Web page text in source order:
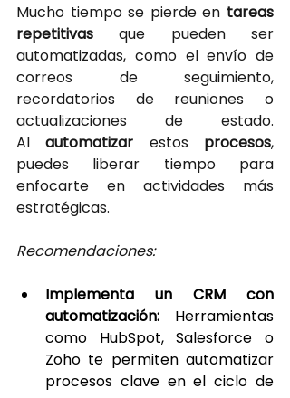
Mucho tiempo se pierde en tareas
repetitivas que pueden ser
automatizadas, como el envío de
correos de seguimiento,
recordatorios de reuniones o
actualizaciones de estado.
Al automatizar estos procesos,
puedes liberar tiempo para
enfocarte en actividades más
estratégicas.
Recomendaciones:
Implementa un CRM con
automatización: Herramientas
como HubSpot, Salesforce o
Zoho te permiten automatizar
procesos clave en el ciclo de